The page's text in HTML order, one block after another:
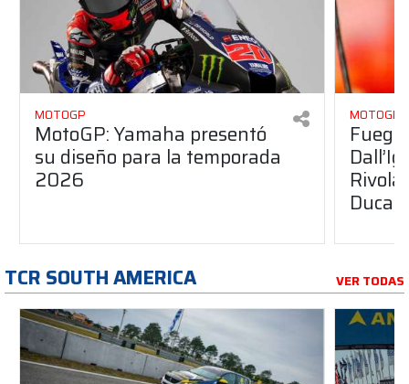
MOTOGP
MotoGP: Yamaha presentó
su diseño para la temporada
2026
MOTOGP
Ducati
TCR SOUTH AMERICA VER TODAS